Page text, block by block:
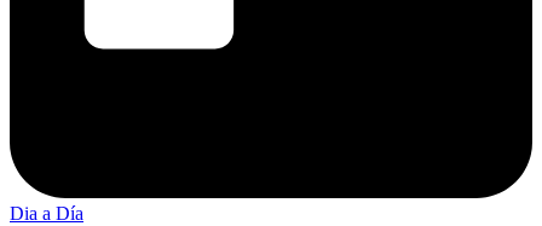
Dia a Día